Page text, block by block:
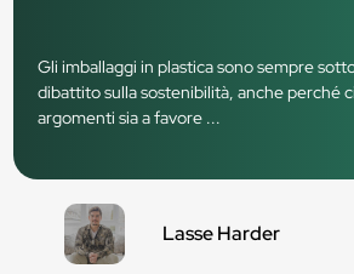
Gli imballaggi in plastica sono sempre
dibattito sulla sostenibilità, anche perché
argomenti sia a favore ...
Lasse Harder